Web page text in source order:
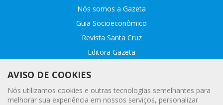
Nós somos a Gazeta
Guia Socioeconômico
Revista Santa Cruz
Editora Gazeta
Fale conosco
Webmail
AVISO DE COOKIES
Nós utilizamos cookies e outras tecnologias semelhantes para
melhorar sua experiência em nossos serviços, personalizar